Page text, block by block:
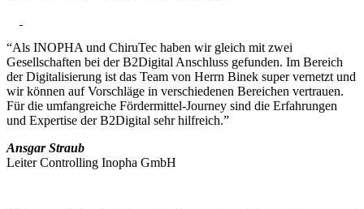
“Als INOPHA und ChiruTec haben wir gleich mit zwei
Gesellschaften bei der B2Digital Anschluss gefunden. Im Bereich
der Digitalisierung ist das Team von Herrn Binek super vernetzt und
wir können auf Vorschläge in verschiedenen Bereichen vertrauen.
Für die umfangreiche Fördermittel-Journey sind die Erfahrungen
und Expertise der B2Digital sehr hilfreich.”
Ansgar Straub
Leiter Controlling Inopha GmbH